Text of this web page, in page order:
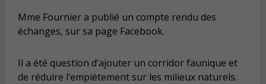
Mme Fournier a publié un compte rendu des
échanges, sur sa page Facebook.
Il a été question d’ajouter un corridor faunique et
de réduire l’empiètement sur les milieux naturels.